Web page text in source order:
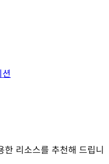
한 리소스를 추천해 드립니